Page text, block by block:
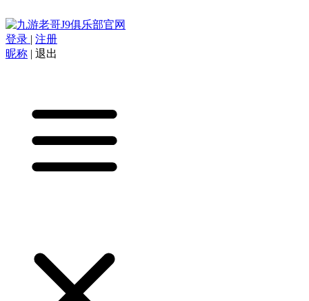
登录 | 注册
昵称 | 退出